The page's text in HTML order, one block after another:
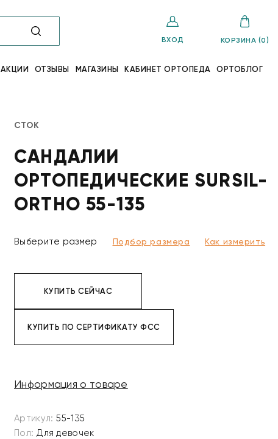
ВХОД КОРЗИНА (0)
АКЦИИ ОТЗЫВЫ МАГАЗИНЫ КАБИНЕТ ОРТОПЕДА ОРТОБЛОГ
СТОК
САНДАЛИИ
ОРТОПЕДИЧЕСКИЕ SURSIL-
ORTHO 55-135
Выберите размер Подбор размера Как измерить
КУПИТЬ СЕЙЧАС
КУПИТЬ ПО СЕРТИФИКАТУ ФСС
Информация о товаре
Артикул: 55-135
Пол: Для девочек